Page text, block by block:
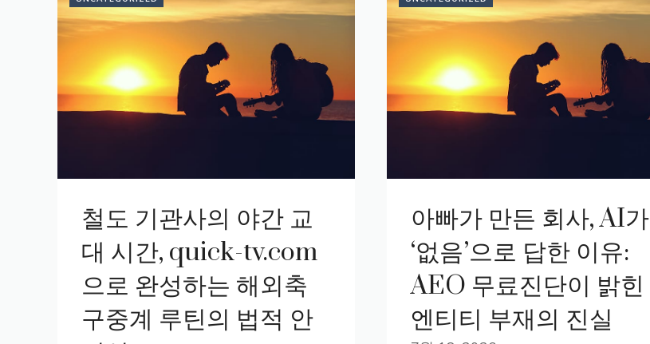
철도 기관사의 야간 교
대 시간, quick-tv.com
으로 완성하는 해외축
구중계 루틴의 법적 안
아빠가 만든 회사, AI가
‘없음’으로 답한 이유:
AEO 무료진단이 밝힌
엔티티 부재의 진실